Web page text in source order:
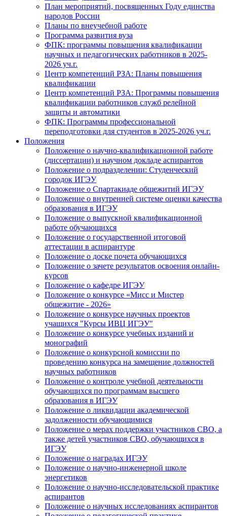
План мероприятий, посвященных Году единства
народов России
Планы по внеучебной работе
Программа развития вуза
ФПК: программы повышения квалификации
научных и педагогических работников в 2025-
2026 уч.г.
Центр компетенций РЗА: Планы повышения
квалификации
Центр компетенций РЗА: Программы повышения
квалификации работников служб релейной
защиты и автоматики
ФПК: Программы профессиональной
переподготовки для студентов в 2025-2026 уч.г.
Положения
Положение о научно-квалификационной работе
(диссертации) и научном докладе аспирантов
Положение о подразделении: Студенческий
городок ИГЭУ
Положение о Спартакиаде общежитий ИГЭУ
Положение о внутренней системе оценки качества
образования в ИГЭУ
Положение о выпускной квалификационной
работе обучающихся
Положение о государственной итоговой
аттестации в аспирантуре
Положение о доске почета обучающихся
Положение о зачете результатов освоения онлайн-
курсов
Положение о кафедре ИГЭУ
Положение о конкурсе «Мисс и Мистер
общежитие - 2026»
Положение о конкурсе научных проектов
учащихся "Курсы ИВЦ ИГЭУ"
Положение о конкурсе учебных изданий и
монографий
Положение о конкурсной комиссии по
проведению конкурса на замещение должностей
научных работников
Положение о контроле учебной деятельности
обучающихся по программам высшего
образования в ИГЭУ
Положение о ликвидации академической
задолженности обучающимися
Положение о мерах поддержки участников СВО, а
также детей участников СВО, обучающихся в
ИГЭУ
Положение о наградах ИГЭУ
Положение о научно-инженерной школе
энергетиков
Положение о научно-исследовательской практике
аспирантов
Положение о научных исследованиях аспирантов